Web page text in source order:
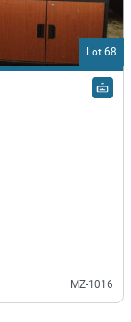
Lot 68
MZ-1016